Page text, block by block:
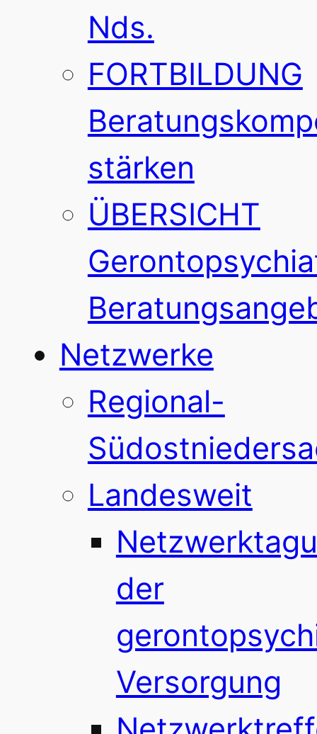
Nds.
FORTBILDUNG
stärken
ÜBERSICHT
Netzwerke
Regional-
Landesweit
der
Versorgung